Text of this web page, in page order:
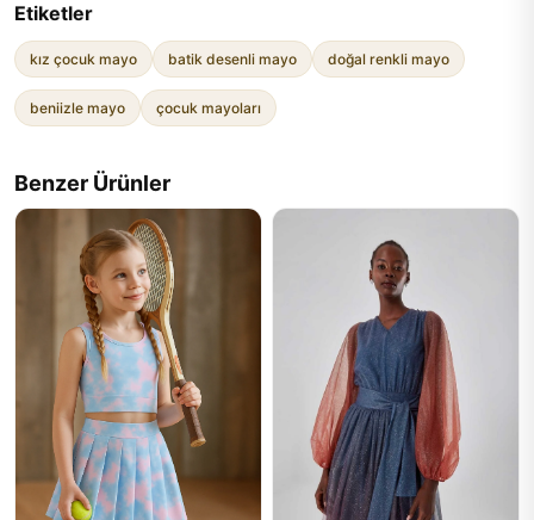
Etiketler
kız çocuk mayo batik desenli mayo doğal renkli mayo
beniizle mayo çocuk mayoları
Benzer Ürünler